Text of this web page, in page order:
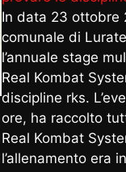
In data 23 ottobre
comunale di
l’annuale stage
Real Kombat
discipline rks.
ore, ha raccolto
Real Kombat
l’allenamento era